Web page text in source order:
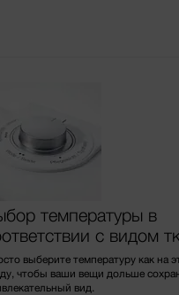
температуры в
с видом
выберите температуру как на
чтобы ваши вещи дольше
вид.